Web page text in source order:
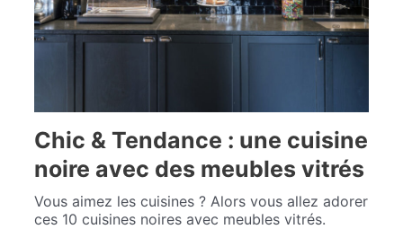
Chic & Tendance : une cuisine
noire avec des meubles vitrés
Vous aimez les cuisines ? Alors vous allez adorer
ces 10 cuisines noires avec meubles vitrés.